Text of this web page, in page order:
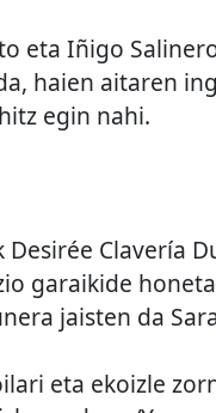
eta Iñigo
haien aitaren
egin nahi.
Clavería
garaikide
jaisten da
eta ekoizle